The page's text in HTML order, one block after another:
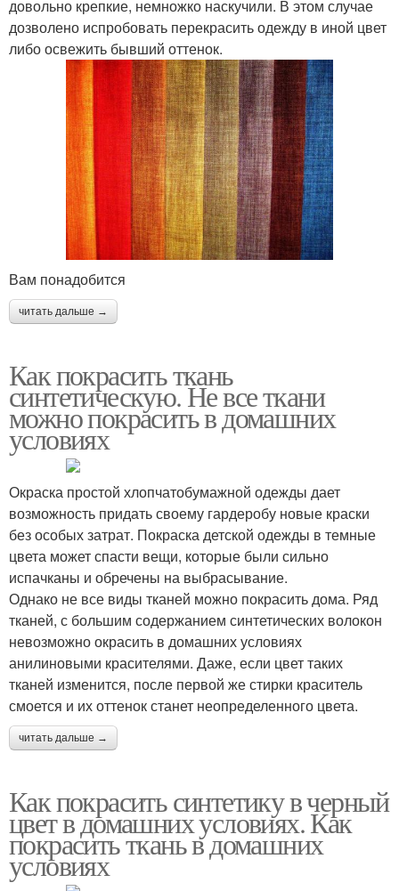
довольно крепкие, немножко наскучили. В этом случае
дозволено испробовать перекрасить одежду в иной цвет
либо освежить бывший оттенок.
Вам понадобится
читать дальше →
Как покрасить ткань
синтетическую. Не все ткани
можно покрасить в домашних
условиях
Окраска простой хлопчатобумажной одежды дает
возможность придать своему гардеробу новые краски
без особых затрат. Покраска детской одежды в темные
цвета может спасти вещи, которые были сильно
испачканы и обречены на выбрасывание.
Однако не все виды тканей можно покрасить дома. Ряд
тканей, с большим содержанием синтетических волокон
невозможно окрасить в домашних условиях
анилиновыми красителями. Даже, если цвет таких
тканей изменится, после первой же стирки краситель
смоется и их оттенок станет неопределенного цвета.
читать дальше →
Как покрасить синтетику в черный
цвет в домашних условиях. Как
покрасить ткань в домашних
условиях